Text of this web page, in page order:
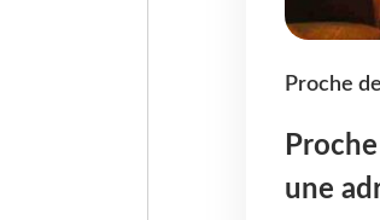
Proche
une